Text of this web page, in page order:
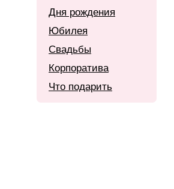
Дня рождения
Юбилея
Свадьбы
Корпоратива
Что подарить